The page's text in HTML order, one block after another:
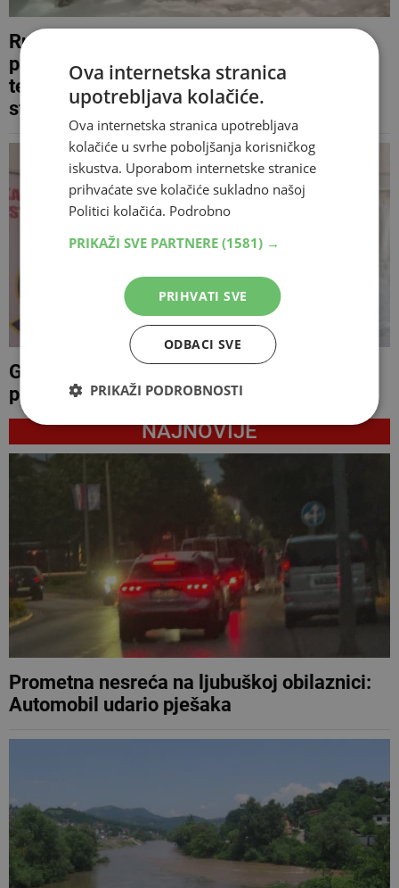
Rusko ministarstvo o tragediji bh.
planinara: 'Jest ljeto, ali razlika u
temperaturi može biti veća od 30
stupnjeva...'
GSS Zenica putuje u Rusiju po dvojicu
preživjelih s Elbrusa
NAJNOVIJE
Prometna nesreća na ljubuškoj obilaznici:
Automobil udario pješaka
Ova internetska stranica
upotrebljava kolačiće.
Ova internetska stranica upotrebljava
kolačiće u svrhe poboljšanja korisničkog
iskustva. Uporabom internetske stranice
prihvaćate sve kolačiće sukladno našoj
Politici kolačića. Podrobno
PRIKAŽI SVE PARTNERE (1581) →
PRIHVATI SVE
ODBACI SVE
PRIKAŽI PODROBNOSTI